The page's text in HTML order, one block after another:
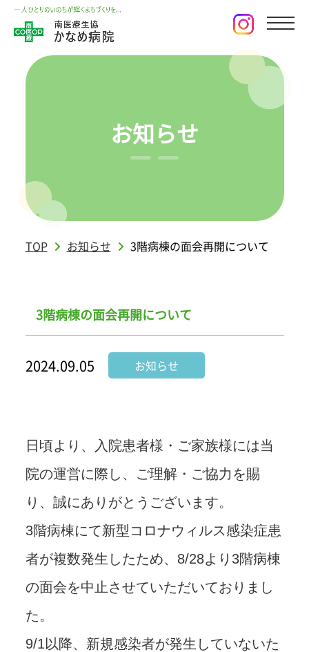
お知らせ
TOP お知らせ 3階病棟の面会再開について
3階病棟の面会再開について
2024.09.05 お知らせ
日頃より、入院患者様・ご家族様には当
院の運営に際し、ご理解・ご協力を賜
り、誠にありがとうございます。
3階病棟にて新型コロナウィルス感染症患
者が複数発生したため、8/28より3階病棟
の面会を中止させていただいておりまし
た。
9/1以降、新規感染者が発生していないた